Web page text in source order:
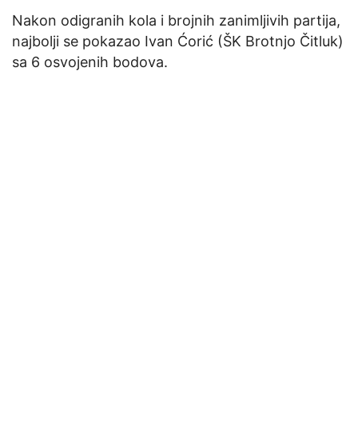
Nakon odigranih kola i brojnih zanimljivih partija,
najbolji se pokazao Ivan Ćorić (ŠK Brotnjo Čitluk)
sa 6 osvojenih bodova.